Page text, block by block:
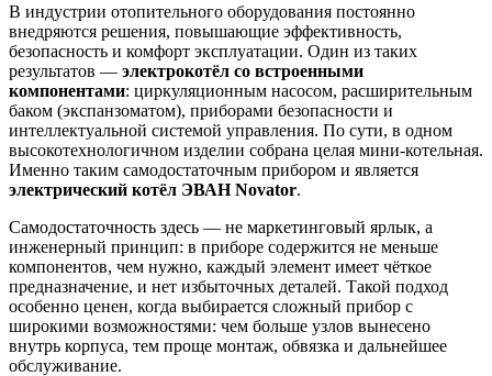
В индустрии отопительного оборудования постоянно
внедряются решения, повышающие эффективность,
безопасность и комфорт эксплуатации. Один из таких
результатов — электрокотёл со встроенными
компонентами: циркуляционным насосом, расширительным
баком (экспанзоматом), приборами безопасности и
интеллектуальной системой управления. По сути, в одном
высокотехнологичном изделии собрана целая мини-котельная.
Именно таким самодостаточным прибором и является
электрический котёл ЭВАН Novator.
Самодостаточность здесь — не маркетинговый ярлык, а
инженерный принцип: в приборе содержится не меньше
компонентов, чем нужно, каждый элемент имеет чёткое
предназначение, и нет избыточных деталей. Такой подход
особенно ценен, когда выбирается сложный прибор с
широкими возможностями: чем больше узлов вынесено
внутрь корпуса, тем проще монтаж, обвязка и дальнейшее
обслуживание.